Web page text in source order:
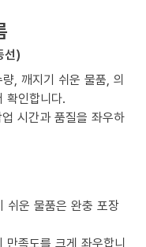
선)
, 깨지기 쉬운 물품, 의
확인합니다.
시간과 품질을 좌우하
쉬운 물품은 완충 포장
족도를 크게 좌우합니